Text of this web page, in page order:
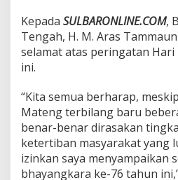
n
i
P
e
n
n
y
a
Kepada SULBARONLINE.COM,
Tengah, H. M. Aras
selamat atas peringatan
ini.
“Kita semua berharap,
Mateng terbilang baru
benar-benar dirasakan
ketertiban masyarakat yang
izinkan saya menyampaikan
bhayangkara ke-76 tahun